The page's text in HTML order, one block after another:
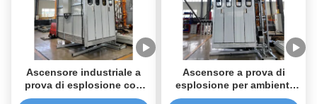
Ascensore industriale a
prova di esplosione con
dispositivi di sicurezza
Ascensore a prova di
esplosione per ambienti
pericolosi quali raffinerie,